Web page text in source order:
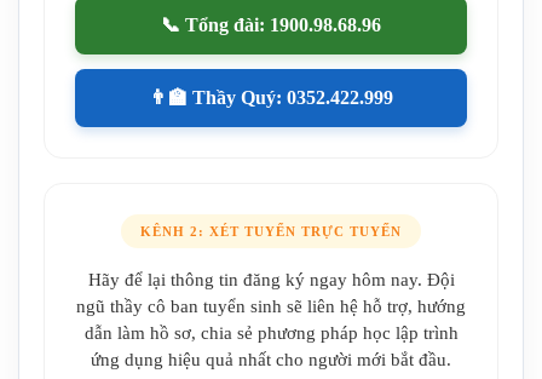
📞 Tổng đài: 1900.98.68.96
👨‍🏫 Thầy Quý: 0352.422.999
KÊNH 2: XÉT TUYỂN TRỰC TUYẾN
Hãy để lại thông tin đăng ký ngay hôm nay. Đội
ngũ thầy cô ban tuyển sinh sẽ liên hệ hỗ trợ, hướng
dẫn làm hồ sơ, chia sẻ phương pháp học lập trình
ứng dụng hiệu quả nhất cho người mới bắt đầu.